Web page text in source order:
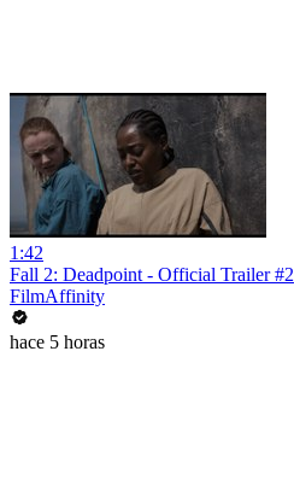
1:42
Fall 2: Deadpoint - Official Trailer #2
FilmAffinity
hace 5 horas